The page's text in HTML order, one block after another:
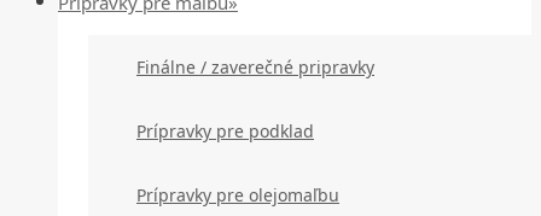
Finálne / zaverečné pripravky
Prípravky pre podklad
Prípravky pre olejomaľbu